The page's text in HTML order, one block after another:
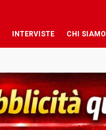
INTERVISTE CHI SIAMO